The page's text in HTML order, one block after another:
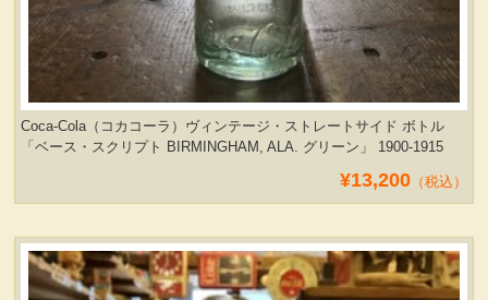
Coca-Cola（コカコーラ）ヴィンテージ・ストレートサイド ボトル
「ベース・スクリプト BIRMINGHAM, ALA. グリーン」 1900-1915
¥13,200（税込）